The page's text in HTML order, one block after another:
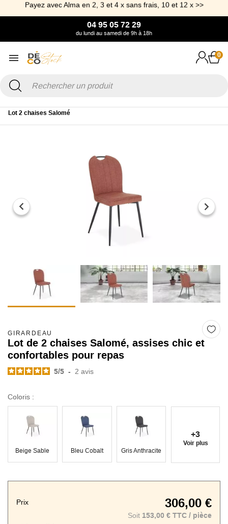
Payez avec Alma en 2, 3 et 4 x sans frais, 10 et 12 x >>
04 95 05 72 29
du lundi au samedi de 9h à 18h
0
Lot 2 chaises Salomé
GIRARDEAU
Lot de 2 chaises Salomé, assises chic et
confortables pour repas
5/5 - 2 avis
Coloris :
Beige Sable Bleu Cobalt Gris Anthracite
Vert Bouteille
+3
Voir plus
Prix 306,00 €
Soit 153,00 € TTC / pièce